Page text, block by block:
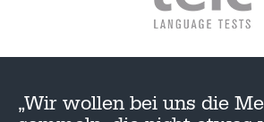
„Wir wollen bei uns die